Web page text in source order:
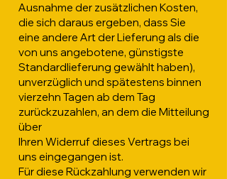
Ausnahme der zusätzlichen Kosten,
die sich daraus ergeben, dass Sie
eine andere Art der Lieferung als die
von uns angebotene, günstigste
Standardlieferung gewählt haben),
unverzüglich und spätestens binnen
vierzehn Tagen ab dem Tag
zurückzuzahlen, an dem die Mitteilung
über
Ihren Widerruf dieses Vertrags bei
uns eingegangen ist.
Für diese Rückzahlung verwenden wir